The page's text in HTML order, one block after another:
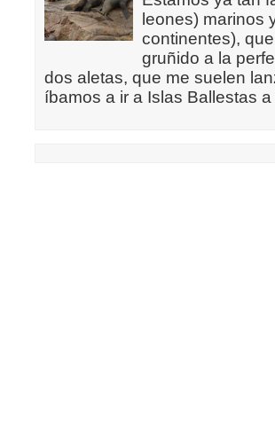
leones) marinos
continentes),
gruñido a la
dos aletas, que me suelen
íbamos a ir a Islas Ballestas